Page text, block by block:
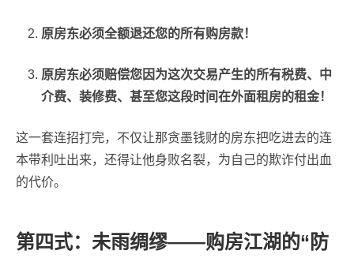
原房东必须全额退还您的所有购房款！
原房东必须赔偿您因为这次交易产生的所有税费、中
介费、装修费、甚至您这段时间在外面租房的租金！
这一套连招打完，不仅让那贪墨钱财的房东把吃进去的连
本带利吐出来，还得让他身败名裂，为自己的欺诈付出血
的代价。
第四式：未雨绸缪——购房江湖的“防